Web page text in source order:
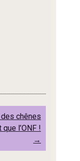
chênes
l’ONF !
→